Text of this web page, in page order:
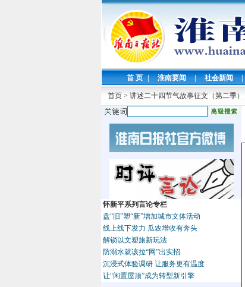
首 页 | 淮南要闻 | 社会新闻 |
首页 > 讲述二十四节气故事征文（第二季）
怀新平系列言论专栏
盘“旧”塑“新”增加城市文体活动
线上线下发力 瓜农增收有奔头
解锁以文塑旅新玩法
防溺水就该拉“网”出实招
沉浸式体验调研 让服务更有温度
让“闲置屋顶”成为转型新引擎